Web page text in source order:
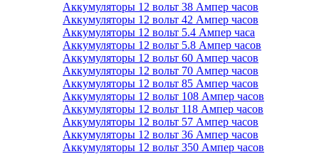
Аккумуляторы 12 вольт 38 Ампер часов
Аккумуляторы 12 вольт 42 Ампер часов
Аккумуляторы 12 вольт 5.4 Ампер часа
Аккумуляторы 12 вольт 5.8 Ампер часов
Аккумуляторы 12 вольт 60 Ампер часов
Аккумуляторы 12 вольт 70 Ампер часов
Аккумуляторы 12 вольт 85 Ампер часов
Аккумуляторы 12 вольт 108 Ампер часов
Аккумуляторы 12 вольт 118 Ампер часов
Аккумуляторы 12 вольт 57 Ампер часов
Аккумуляторы 12 вольт 36 Ампер часов
Аккумуляторы 12 вольт 350 Ампер часов